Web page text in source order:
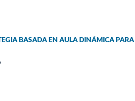
BASADA EN AULA DINÁMICA